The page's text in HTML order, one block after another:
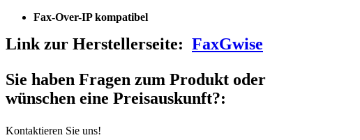
Fax-Over-IP kompatibel
Link zur Herstellerseite: FaxGwise
Sie haben Fragen zum Produkt oder
wünschen eine Preisauskunft?:
Kontaktieren Sie uns!